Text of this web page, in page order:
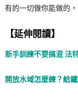
有的一切做你能做的
【延伸閱讀】
新手訓練不要搞混 法
開放水域怎麼練？給